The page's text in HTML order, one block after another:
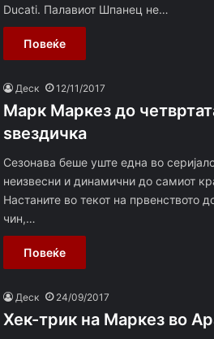
Ducati. Палавиот Шпанец не…
Повеќе
Деск 12/11/2017
Марк Маркез до
ѕвездичка
Сезонава беше уште една во
неизвесни и динамични до самиот
Настаните во текот на првенството
чин,…
Повеќе
Деск 24/09/2017
Хек-трик на Маркез во